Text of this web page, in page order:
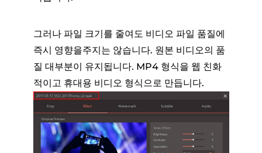
그러나 파일 크기를 줄여도 비디오 파일 품질에
즉시 영향을주지는 않습니다. 원본 비디오의 품
질 대부분이 유지됩니다. MP4 형식을 웹 친화
적이고 휴대용 비디오 형식으로 만듭니다.